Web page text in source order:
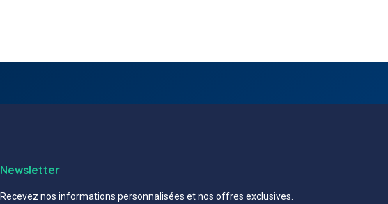
Newsletter
Recevez nos informations personnalisées et nos offres exclusives.